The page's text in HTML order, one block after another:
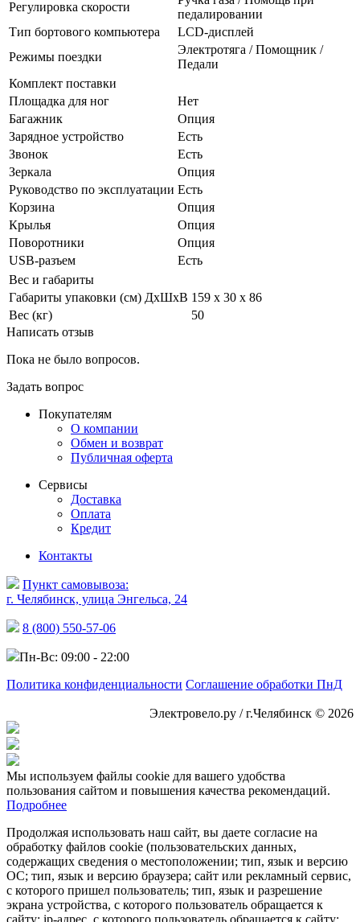
Регулировка скорости
педалировании
Тип бортового компьютера
LCD-дисплей
Режимы поездки
Электротяга / Помощник /
Педали
Комплект поставки
Площадка для ног
Нет
Багажник
Опция
Зарядное устройство
Есть
Звонок
Есть
Зеркала
Опция
Руководство по эксплуатации Есть
Корзина
Опция
Крылья
Опция
Поворотники
Опция
USB-разъем
Есть
Вес и габариты
Габариты упаковки (см) ДxШxВ 159 х 30 х 86
Вес (кг)
50
Написать отзыв
Пока не было вопросов.
Задать вопрос
Покупателям
О компании
Обмен и возврат
Публичная оферта
Сервисы
Доставка
Оплата
Кредит
Контакты
Пункт самовывоза:
г. Челябинск, улица Энгельса, 24
8 (800) 550-57-06
Пн-Вс: 09:00 - 22:00
Политика конфиденциальности Соглашение обработки ПнД
Электровело.ру / г.Челябинск © 2026
Мы используем файлы cookie для вашего удобства
пользования сайтом и повышения качества рекомендаций.
Подробнее
Продолжая использовать наш сайт, вы даете согласие на
обработку файлов cookie (пользовательских данных,
содержащих сведения о местоположении; тип, язык и версию
ОС; тип, язык и версию браузера; сайт или рекламный сервис,
с которого пришел пользователь; тип, язык и разрешение
экрана устройства, с которого пользователь обращается к
сайту; ip-адрес, с которого пользователь обращается к сайту;